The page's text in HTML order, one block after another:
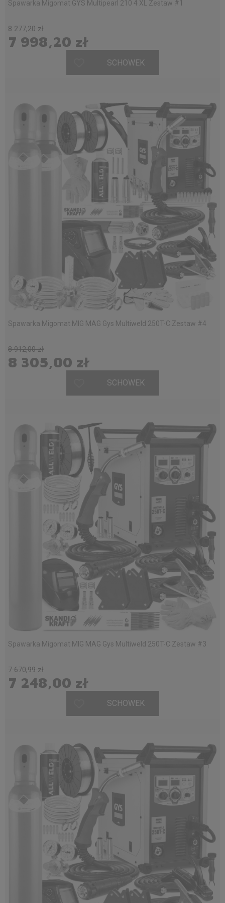
Spawarka Migomat GYS Multipearl 210 4 XL Zestaw #1
7 998,20 zł
8 277,20 zł
SCHOWEK
Spawarka Migomat MIG MAG Gys Multiweld 250T-C Zestaw #4
8 305,00 zł
8 912,00 zł
SCHOWEK
Spawarka Migomat MIG MAG Gys Multiweld 250T-C Zestaw #3
7 248,00 zł
7 670,99 zł
SCHOWEK